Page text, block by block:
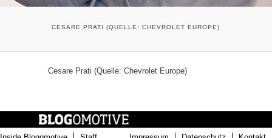
CESARE PRATI (QUELLE: CHEVROLET EUROPE)
Cesare Prati (Quelle: Chevrolet Europe)